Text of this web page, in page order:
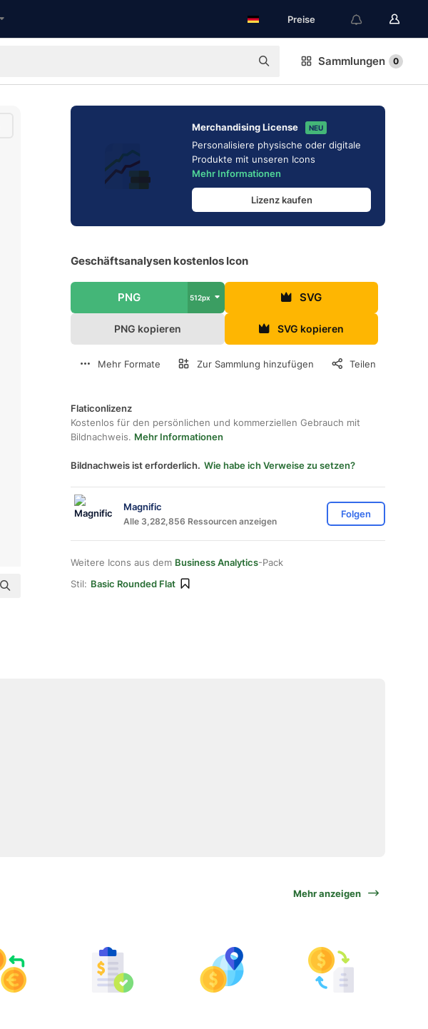
Preise
Sammlungen 0
Merchandising License NEU
Personalisiere physische oder digitale
Produkte mit unseren Icons
Mehr Informationen
Lizenz kaufen
Geschäftsanalysen kostenlos Icon
PNG 512px SVG
PNG kopieren SVG kopieren
Mehr Formate Zur Sammlung hinzufügen Teilen
Flaticonlizenz
Kostenlos für den persönlichen und kommerziellen Gebrauch mit
Bildnachweis. Mehr Informationen
Bildnachweis ist erforderlich. Wie habe ich Verweise zu setzen?
Magnific
Alle 3,282,856 Ressourcen anzeigen
Folgen
Weitere Icons aus dem Business Analytics-Pack
Stil: Basic Rounded Flat
Mehr anzeigen